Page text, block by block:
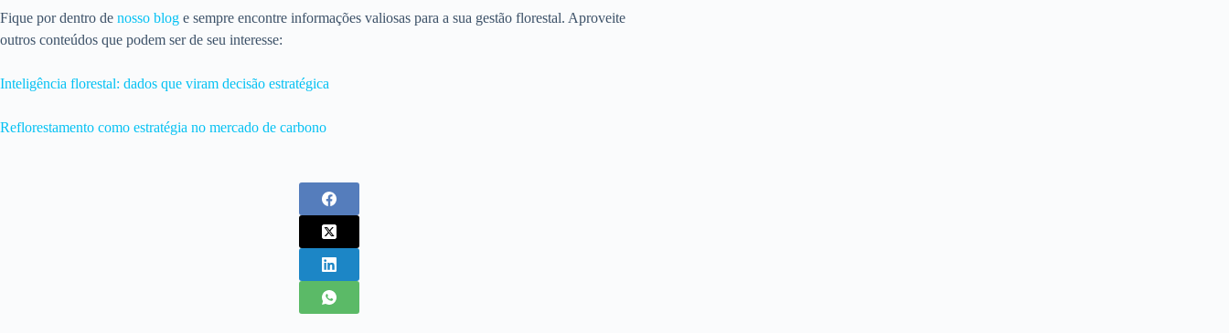
Fique por dentro de nosso blog e sempre encontre informações valiosas para a sua gestão florestal. Aproveite
outros conteúdos que podem ser de seu interesse:
Inteligência florestal: dados que viram decisão estratégica
Reflorestamento como estratégia no mercado de carbono